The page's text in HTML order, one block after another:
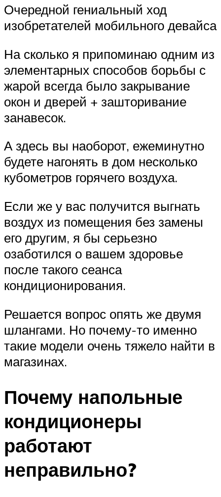
Очередной гениальный ход
изобретателей мобильного девайса
На сколько я припоминаю одним из
элементарных способов борьбы с
жарой всегда было закрывание
окон и дверей + зашторивание
занавесок.
А здесь вы наоборот, ежеминутно
будете нагонять в дом несколько
кубометров горячего воздуха.
Если же у вас получится выгнать
воздух из помещения без замены
его другим, я бы серьезно
озаботился о вашем здоровье
после такого сеанса
кондиционирования.
Решается вопрос опять же двумя
шлангами. Но почему-то именно
такие модели очень тяжело найти в
магазинах.
Почему напольные
кондиционеры
работают
неправильно?